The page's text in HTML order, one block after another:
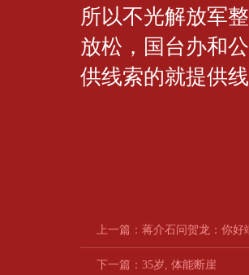
所以不光解放军
放松，国台办和
供线索的就提供
上一篇： 蒋介石问贺龙：你好
下一篇： 35岁, 体能断崖